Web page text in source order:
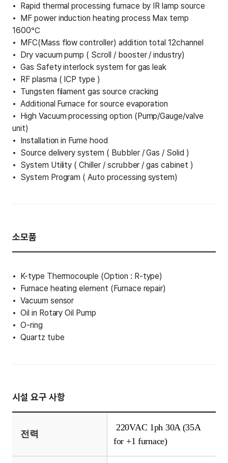
Rapid thermal processing furnace by IR lamp source
MF power induction heating process Max temp
1600℃
MFC(Mass flow controller) addition total 12channel
Dry vacuum pump ( Scroll / booster / industry)
Gas Safety interlock system for gas leak
RF plasma ( ICP type )
Tungsten filament gas source cracking
Additional Furnace for source evaporation
High Vacuum processing option (Pump/Gauge/valve
unit)
Installation in Fume hood
Source delivery system ( Bubbler / Gas / Solid )
System Utility ( Chiller / scrubber / gas cabinet )
System Program ( Auto processing system)
소모품
K-type Thermocouple (Option : R-type)
Furnace heating element (Furnace repair)
Vacuum sensor
Oil in Rotary Oil Pump
O-ring
Quartz tube
시설 요구 사항
전력
220VAC 1ph 30A (35A
for +1 furnace)